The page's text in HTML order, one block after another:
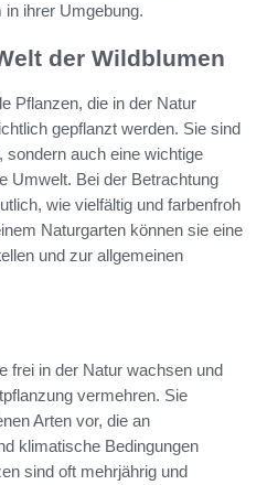
ihrer Umgebung.
der Wildblumen
Pflanzen, die in der Natur
gepflanzt werden. Sie sind
sondern auch eine wichtige
Umwelt. Bei der Betrachtung
wie vielfältig und farbenfroh
Naturgarten können sie eine
und zur allgemeinen
frei in der Natur wachsen und
vermehren. Sie
Arten vor, die an
klimatische Bedingungen
sind oft mehrjährig und